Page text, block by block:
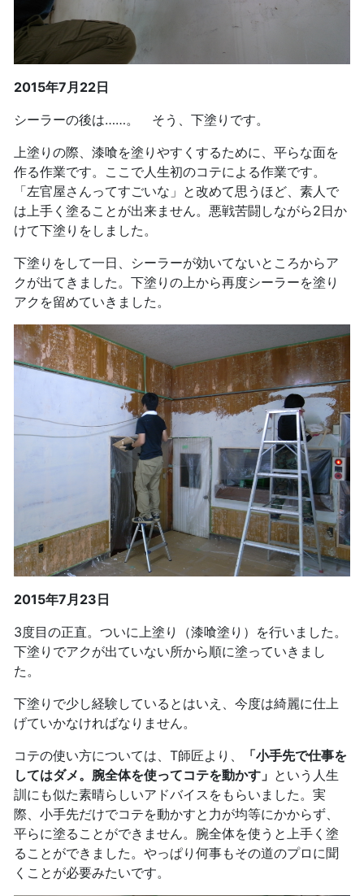
2015年7月22日
シーラーの後は……。 そう、下塗りです。
上塗りの際、漆喰を塗りやすくするために、平らな面を
作る作業です。ここで人生初のコテによる作業です。
「左官屋さんってすごいな」と改めて思うほど、素人で
は上手く塗ることが出来ません。悪戦苦闘しながら2日か
けて下塗りをしました。
下塗りをして一日、シーラーが効いてないところからア
クが出てきました。下塗りの上から再度シーラーを塗り
アクを留めていきました。
2015年7月23日
3度目の正直。ついに上塗り（漆喰塗り）を行いました。
下塗りでアクが出ていない所から順に塗っていきまし
た。
下塗りで少し経験しているとはいえ、今度は綺麗に仕上
げていかなければなりません。
コテの使い方については、T師匠より、
「小手先で仕事を
してはダメ。腕全体を使ってコテを動かす」 という人生
訓にも似た素晴らしいアドバイスをもらいました。実
際、小手先だけでコテを動かすと力が均等にかからず、
平らに塗ることができません。腕全体を使うと上手く塗
ることができました。やっぱり何事もその道のプロに聞
くことが必要みたいです。